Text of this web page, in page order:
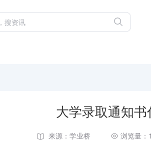
大学录取通知
来源：学业桥 浏览量：